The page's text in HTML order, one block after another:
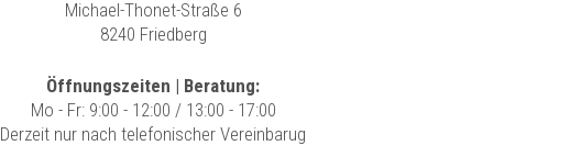
Michael-Thonet-Straße 6
8240 Friedberg
Öffnungszeiten | Beratung:
Mo - Fr: 9:00 - 12:00 / 13:00 - 17:00
Derzeit nur nach telefonischer Vereinbarug